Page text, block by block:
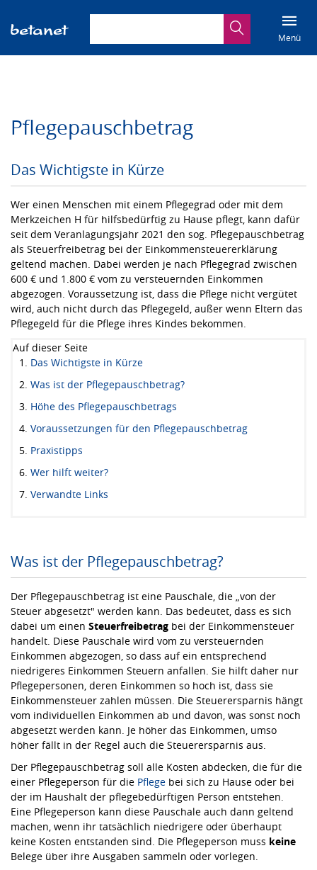
SucheMenü
Pflegepauschbetrag
Das Wichtigste in Kürze
Wer einen Menschen mit einem Pflegegrad oder mit dem
Merkzeichen H für hilfsbedürftig zu Hause pflegt, kann dafür
seit dem Veranlagungsjahr 2021 den sog. Pflegepauschbetrag
als Steuerfreibetrag bei der Einkommensteuererklärung
geltend machen. Dabei werden je nach Pflegegrad zwischen
600 € und 1.800 € vom zu versteuernden Einkommen
abgezogen. Voraussetzung ist, dass die Pflege nicht vergütet
wird, auch nicht durch das Pflegegeld, außer wenn Eltern das
Pflegegeld für die Pflege ihres Kindes bekommen.
Auf dieser Seite
Das Wichtigste in Kürze
Was ist der Pflegepauschbetrag?
Höhe des Pflegepauschbetrags
Voraussetzungen für den Pflegepauschbetrag
Praxistipps
Wer hilft weiter?
Verwandte Links
Was ist der Pflegepauschbetrag?
Der Pflegepauschbetrag ist eine Pauschale, die „von der
Steuer abgesetzt" werden kann. Das bedeutet, dass es sich
dabei um einen Steuerfreibetrag bei der Einkommensteuer
handelt. Diese Pauschale wird vom zu versteuernden
Einkommen abgezogen, so dass auf ein entsprechend
niedrigeres Einkommen Steuern anfallen. Sie hilft daher nur
Pflegepersonen, deren Einkommen so hoch ist, dass sie
Einkommensteuer zahlen müssen. Die Steuerersparnis hängt
vom individuellen Einkommen ab und davon, was sonst noch
abgesetzt werden kann. Je höher das Einkommen, umso
höher fällt in der Regel auch die Steuerersparnis aus.
Der Pflegepauschbetrag soll alle Kosten abdecken, die für die
einer Pflegeperson für die Pflege bei sich zu Hause oder bei
der im Haushalt der pflegebedürftigen Person entstehen.
Eine Pflegeperson kann diese Pauschale auch dann geltend
machen, wenn ihr tatsächlich niedrigere oder überhaupt
keine Kosten entstanden sind. Die Pflegeperson muss keine
Belege über ihre Ausgaben sammeln oder vorlegen.